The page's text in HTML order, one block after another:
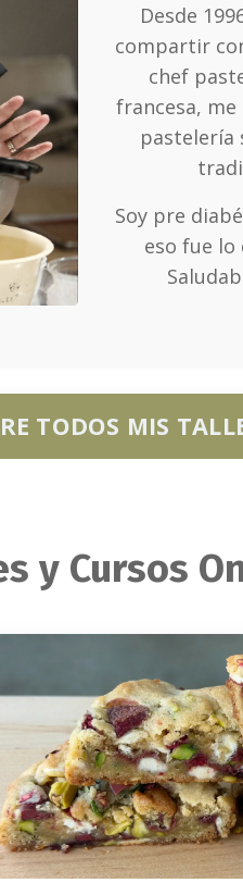
Desde
compartir
chef
francesa,
pastelería
Soy pre
eso fue lo
TODOS MIS
y Cursos